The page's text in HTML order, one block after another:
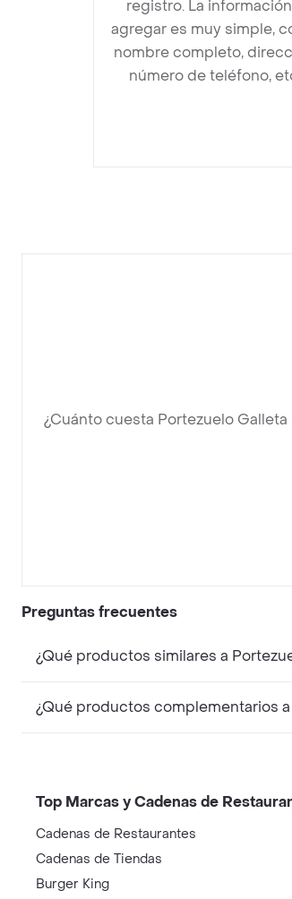
registro. La
agregar es muy simple,
nombre completo,
número de teléfono,
¿Cuánto cuesta Portezuelo
Preguntas frecuentes
¿Qué productos similares a
¿Qué productos complementarios
Top Marcas y Cadenas de
Cadenas de Restaurantes
Cadenas de Tiendas
Burger King